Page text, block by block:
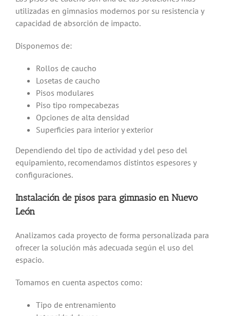
utilizadas en gimnasios modernos por su resistencia y
capacidad de absorción de impacto.
Disponemos de:
Rollos de caucho
Losetas de caucho
Pisos modulares
Piso tipo rompecabezas
Opciones de alta densidad
Superficies para interior y exterior
Dependiendo del tipo de actividad y del peso del
equipamiento, recomendamos distintos espesores y
configuraciones.
Instalación de pisos para gimnasio en Nuevo
León
Analizamos cada proyecto de forma personalizada para
ofrecer la solución más adecuada según el uso del
espacio.
Tomamos en cuenta aspectos como:
Tipo de entrenamiento